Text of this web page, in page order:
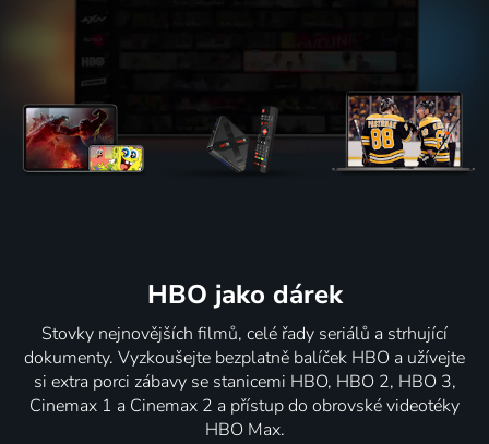
HBO jako dárek
Stovky nejnovějších filmů, celé řady seriálů a strhující
dokumenty. Vyzkoušejte bezplatně balíček HBO a užívejte
si extra porci zábavy se stanicemi HBO, HBO 2, HBO 3,
Cinemax 1 a Cinemax 2 a přístup do obrovské videotéky
HBO Max.